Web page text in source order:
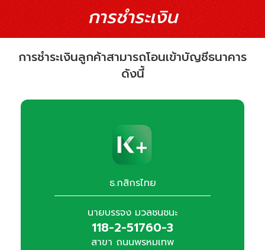
การชำระเงิน
การชำระเงินลูกค้าสามารถโอนเข้าบัญชีธนาคาร
ดังนี้
ธ.กสิกรไทย
นายบรรจง มวลชนชนะ
118-2-51760-3
สาขา ถนนพรหมเทพ